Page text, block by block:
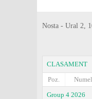
Nosta - Ural 2,
CLASAMENT
Poz.
Group 4 2026